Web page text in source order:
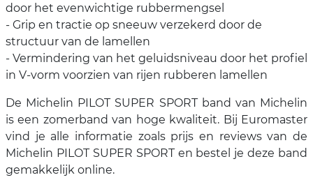
door het evenwichtige rubbermengsel
- Grip en tractie op sneeuw verzekerd door de
structuur van de lamellen
- Vermindering van het geluidsniveau door het profiel
in V-vorm voorzien van rijen rubberen lamellen
De Michelin PILOT SUPER SPORT band van Michelin
is een zomerband van hoge kwaliteit. Bij Euromaster
vind je alle informatie zoals prijs en reviews van de
Michelin PILOT SUPER SPORT en bestel je deze band
gemakkelijk online.